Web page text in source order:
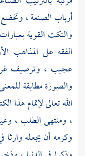
أرباب الصنعة ، وتخضع
والنكت القوية
الفقه على المذاهب
عجيب ، وترصيف
والصورة مطابقة
الله تعالى لإتمام هذا
، ومنتهى الطلب ،
وكرمه أن يجعله